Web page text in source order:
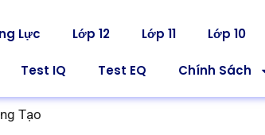
Lực Lớp 12 Lớp 11 Lớp 10
Test IQ Test EQ Chính Sách
Tạo